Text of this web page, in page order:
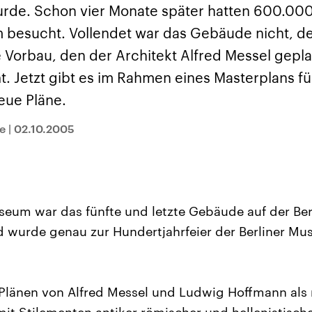
der
hat in der
entfacht. Israel
Diese wird wie
unterstützt.
Der Iran – seit der
1979 auch Islamische
von einem
regierter Staat im Nahen
„Moment mal“
Behauptungen auf
kommt eine
stimmt? Was kann
Schon vier Monate später hatten
besucht. Vollendet war das Gebäude nicht,
Vorbau, den der Architekt Alfred Messel
Jetzt gibt es im Rahmen eines Masterplans
Pläne.
| 02.10.2005
war das fünfte und letzte Gebäude auf der
wurde genau zur Hundertjahrfeier der Berliner
von Alfred Messel und Ludwig Hoffmann